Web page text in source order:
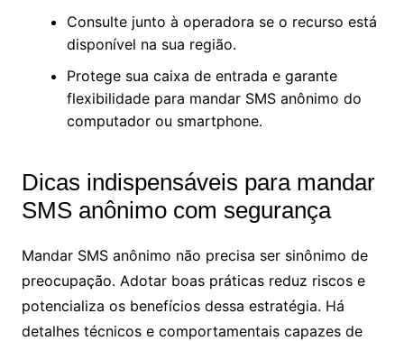
Consulte junto à operadora se o recurso está
disponível na sua região.
Protege sua caixa de entrada e garante
flexibilidade para mandar SMS anônimo do
computador ou smartphone.
Dicas indispensáveis para mandar
SMS anônimo com segurança
Mandar SMS anônimo não precisa ser sinônimo de
preocupação. Adotar boas práticas reduz riscos e
potencializa os benefícios dessa estratégia. Há
detalhes técnicos e comportamentais capazes de